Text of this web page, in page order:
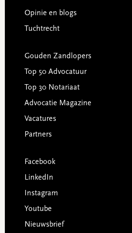
Opinie en blogs
Tuchtrecht
Gouden Zandlopers
Top 50 Advocatuur
Top 30 Notariaat
Advocatie Magazine
Vacatures
Partners
Facebook
LinkedIn
Instagram
Youtube
Nieuwsbrief